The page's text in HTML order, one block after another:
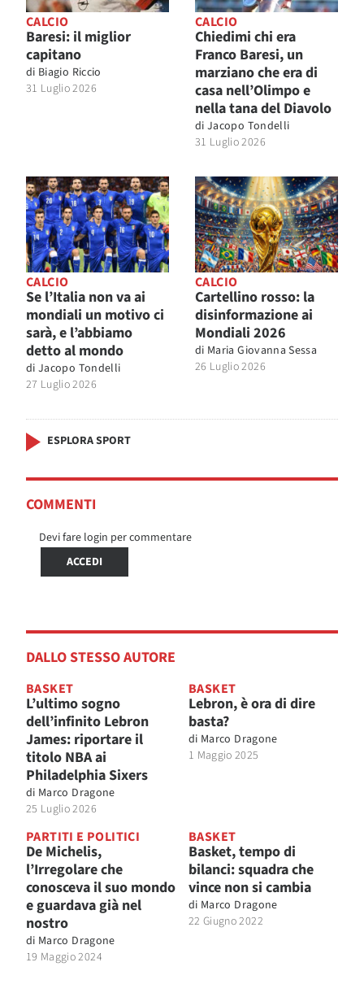
CALCIO
Baresi: il miglior
capitano
di Biagio Riccio
31 Luglio 2026
CALCIO
Chiedimi chi era
Franco Baresi, un
marziano che era di
casa nell’Olimpo e
nella tana del Diavolo
di Jacopo Tondelli
31 Luglio 2026
CALCIO
Se l’Italia non va ai
mondiali un motivo ci
sarà, e l’abbiamo
detto al mondo
di Jacopo Tondelli
27 Luglio 2026
CALCIO
Cartellino rosso: la
disinformazione ai
Mondiali 2026
di Maria Giovanna Sessa
26 Luglio 2026
ESPLORA SPORT
COMMENTI
Devi fare login per commentare
ACCEDI
DALLO STESSO AUTORE
BASKET
L’ultimo sogno
dell’infinito Lebron
James: riportare il
titolo NBA ai
Philadelphia Sixers
di Marco Dragone
25 Luglio 2026
BASKET
Lebron, è ora di dire
basta?
di Marco Dragone
1 Maggio 2025
PARTITI E POLITICI
De Michelis,
l’Irregolare che
conosceva il suo mondo
e guardava già nel
nostro
di Marco Dragone
19 Maggio 2024
BASKET
Basket, tempo di
bilanci: squadra che
vince non si cambia
di Marco Dragone
22 Giugno 2022